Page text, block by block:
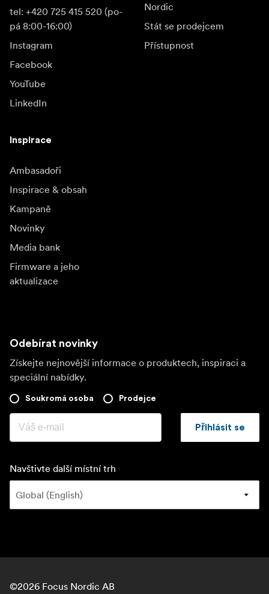
tel: +420 725 415 520 (po-
pá 8:00-16:00)
Instagram
Facebook
YouTube
LinkedIn
Nordic
Stát se prodejcem
Přístupnost
Inspirace
Ambasadoři
Inspirace & obsah
Kampaně
Novinky
Media bank
Firmware a jeho
aktualizace
Odebírat novinky
Získejte nejnovější informace o produktech, inspiraci a
speciální nabídky.
Soukromá osoba Prodejce
Přihlásit se
Navštivte další místní trh
©2026 Focus Nordic AB